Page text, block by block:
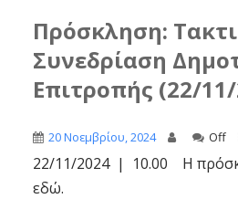
Πρόσκληση:
Συνεδρίαση
Επιτροπής (22/
20 Νοεμβρίου, 2024 Off
22/11/2024 | 10.00 Η
εδώ.